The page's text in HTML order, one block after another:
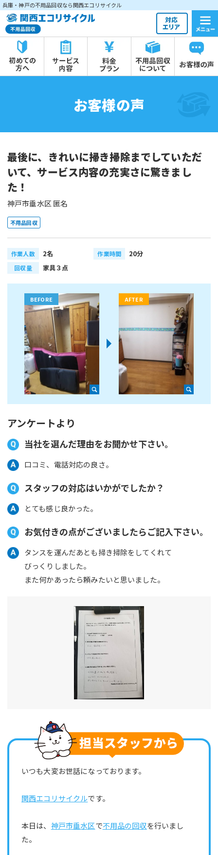
兵庫・神戸の不用品回収なら関西エコリサイクル
お客様の声
最後に、きれいに掃き掃除までしていただ
いて、サービス内容の充実さに驚きまし
た！
神戸市垂水区 匿名
不用品回収
作業人数 2名 作業時間 20分
回収量 家具３点
アンケートより
当社を選んだ理由をお聞かせ下さい。
口コミ、電話対応の良さ。
スタッフの対応はいかがでしたか？
とても感じ良かった。
お気付きの点がございましたらご記入下さい。
タンスを運んだあとも掃き掃除をしてくれて
びっくりしました。
また何かあったら頼みたいと思いました。
いつも大変お世話になっております。
関西エコリサイクルです。
本日は、 神戸市垂水区で不用品の回収を行いまし
た。